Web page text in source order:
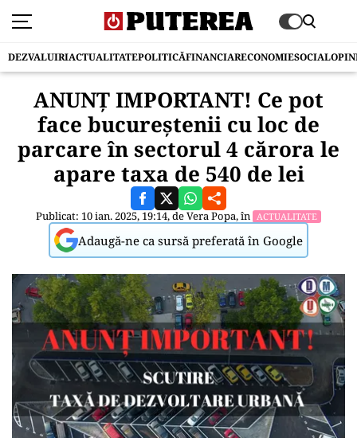
DEZVALUIRIACTUALITATEPOLITICĂFINANCIARECONOMIESOCIAL
ANUNȚ IMPORTANT! Ce pot
face bucureștenii cu loc de
parcare în sectorul 4 cărora le
apare taxa de 540 de lei
Publicat: 10 ian. 2025, 19:14, deVera Popa, în ACTUALITATE
Adaugă-ne ca sursă preferată în Google